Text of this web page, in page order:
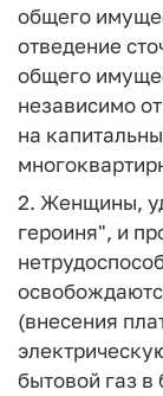
общего
отведение
общего
независимо
на
2. Женщины,
героиня", и
(внесения
бытовой газ в